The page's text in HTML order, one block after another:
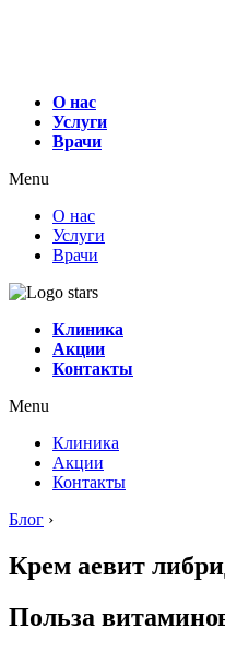
О нас
Услуги
Врачи
Menu
О нас
Услуги
Врачи
Клиника
Акции
Контакты
Menu
Клиника
Акции
Контакты
Блог ›
Крем аевит
Польза